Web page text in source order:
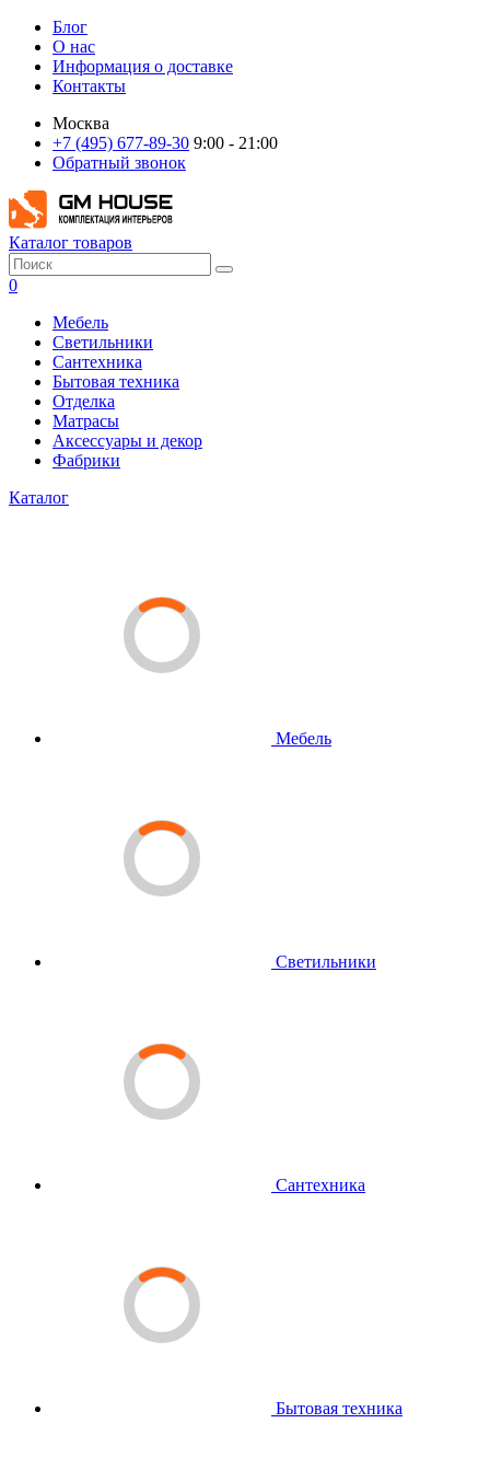
Блог
О нас
Информация о доставке
Контакты
Москва
+7 (495) 677-89-30 9:00 - 21:00
Обратный звонок
Каталог товаров
0
Мебель
Светильники
Сантехника
Бытовая техника
Отделка
Матрасы
Аксессуары и декор
Фабрики
Каталог
Мебель
Светильники
Сантехника
Бытовая техника